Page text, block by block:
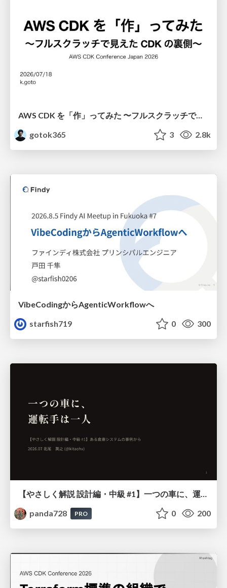
AWS CDK を「作」ってみた 〜フルスクラッチで見えた CDK の裏側〜 / aws-cdk-from-scratch
gotok365
3 2.8k
VibeCodingからAgenticWorkflowへ
starfish719
0 300
panda728
PRO 0 200